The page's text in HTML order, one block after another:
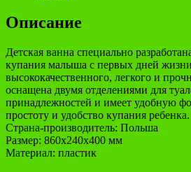
Описание
Детская ванна специально
купания малыша с первых дней
высококачественного, легкого и
оснащена двумя отделениями для
принадлежностей и имеет удобную
простоту и удобство купания ребенка.
Страна-производитель: Польша
Размер: 860x240x400 мм
Материал: пластик